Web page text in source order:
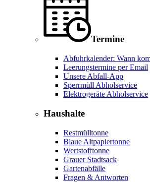
Termine
Abfuhrkalender: Wann
Leerungstermine per Email
Unsere Abfall-App
Sperrmüll Abholservice
Elektrogeräte Abholservice
Haushalte
Restmülltonne
Blaue Altpapiertonne
Wertstofftonne
Grauer Stadtsack
Gartenabfälle
Fragen & Antworten